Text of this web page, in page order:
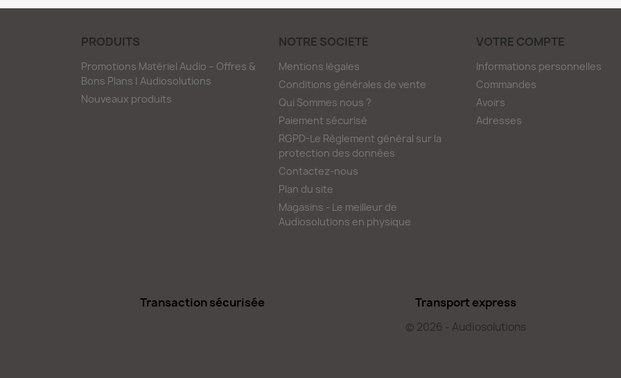
PRODUITS
Promotions Matériel Audio – Offres &
Bons Plans | Audiosolutions
Nouveaux produits
NOTRE SOCIÉTÉ
Mentions légales
Conditions générales de vente
Qui Sommes nous ?
Paiement sécurisé
RGPD-Le Règlement général sur la
protection des données
Contactez-nous
Plan du site
Magasins - Le meilleur de
Audiosolutions en physique
VOTRE COMPTE
Informations personnelles
Commandes
Avoirs
Adresses
Transaction sécurisée Transport express
© 2026 - Audiosolutions